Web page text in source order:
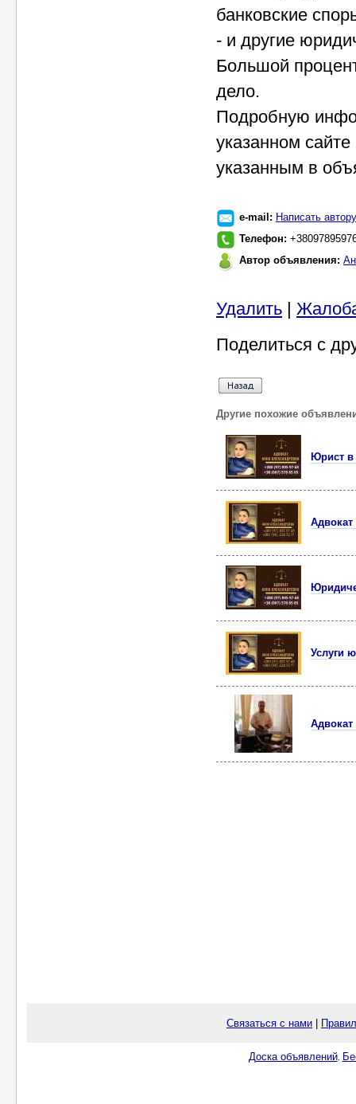
банковские
- и другие
Большой
дело.
Подробную
указанном
указанным в
e-mail: Написать автору
Телефон:
Автор объявления:
Удалить |
Поделиться с
Другие похожие
Юрист в
Адвокат
Услуги
Адвокат
Связаться с нами
Доска объявлений.